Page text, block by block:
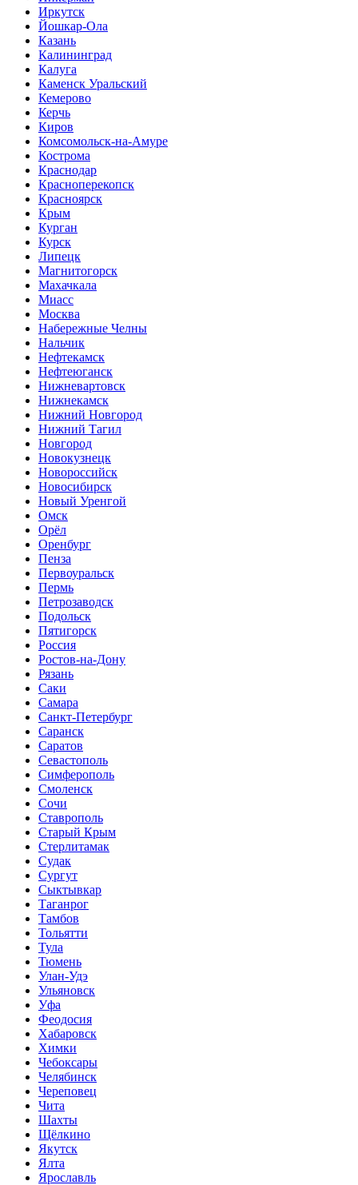
Иркутск
Йошкар-Ола
Казань
Калининград
Калуга
Каменск Уральский
Кемерово
Керчь
Киров
Комсомольск-на-Амуре
Кострома
Краснодар
Красноперекопск
Красноярск
Крым
Курган
Курск
Липецк
Магнитогорск
Махачкала
Миасс
Москва
Набережные Челны
Нальчик
Нефтекамск
Нефтеюганск
Нижневартовск
Нижнекамск
Нижний Новгород
Нижний Тагил
Новгород
Новокузнецк
Новороссийск
Новосибирск
Новый Уренгой
Омск
Орёл
Оренбург
Пенза
Первоуральск
Пермь
Петрозаводск
Подольск
Пятигорск
Россия
Ростов-на-Дону
Рязань
Саки
Самара
Санкт-Петербург
Саранск
Саратов
Севастополь
Симферополь
Смоленск
Сочи
Ставрополь
Старый Крым
Стерлитамак
Судак
Сургут
Сыктывкар
Таганрог
Тамбов
Тольятти
Тула
Тюмень
Улан-Удэ
Ульяновск
Уфа
Феодосия
Хабаровск
Химки
Чебоксары
Челябинск
Череповец
Чита
Шахты
Щёлкино
Якутск
Ялта
Ярославль